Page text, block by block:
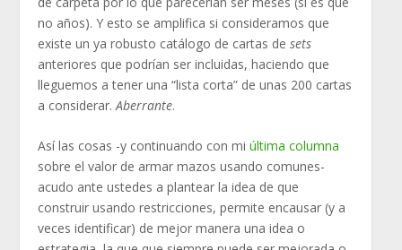
no años). Y esto se amplifica si consideramos que
existe un ya robusto catálogo de cartas desets
anteriores que podrían ser incluidas, haciendo que
lleguemos a tener una “lista corta” de unas 200 cartas
a considerar.Aberrante.
Así las cosas -y continuando con miúltima columna
sobre el valor de armar mazos usando comunes-
acudo ante ustedes a plantear la idea de que
construir usando restricciones, permite encausar (y a
veces identificar) de mejor manera una idea o